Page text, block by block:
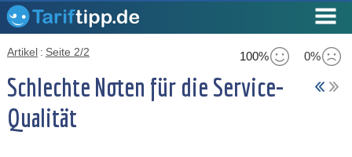
100% 0%
Artikel : Seite 2/2
Schlechte Noten für die Service-
Qualität